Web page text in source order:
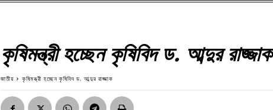
কৃষিমন্ত্রী হচ্ছেন কৃষিবিদ ড. আব্দুর রাজ্জাক
জাতীয় কৃষিমন্ত্রী হচ্ছেন কৃষিবিদ ড. আব্দুর রাজ্জাক